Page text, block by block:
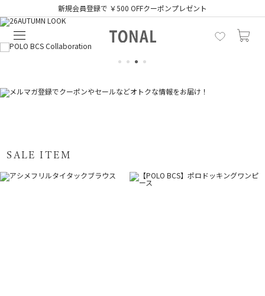
新規会員登録で ￥500 OFFクーポンプレゼント
1 2 3 4
SALE ITEM